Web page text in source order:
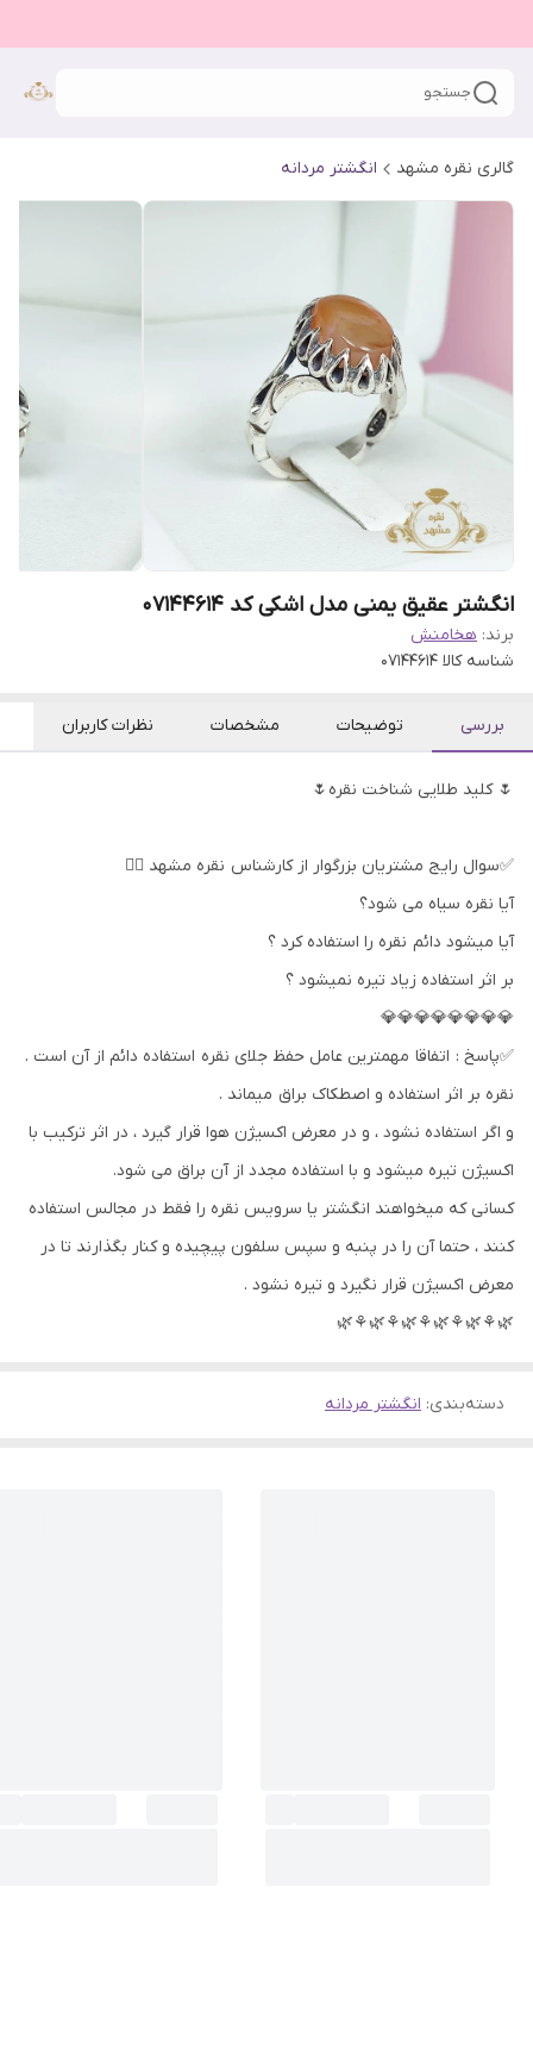
جستجو
گالری نقره مشهد انگشتر مردانه
انگشتر عقیق یمنی مدل اشکی کد 07144614
برند: هخامنش
شناسه کالا 07144614
بررسی توضیحات مشخصات نظرات کاربران
🌷 کلید طلایی شناخت نقره🌷
✅سوال رایج مشتریان بزرگوار از کارشناس نقره مشهد 👇🏻
آیا نقره سیاه می شود؟
آیا میشود دائم نقره را استفاده کرد ؟
بر اثر استفاده زیاد تیره نمیشود ؟
💎💎💎💎💎💎💎💎
✅پاسخ : اتفاقا مهمترین عامل حفظ جلای نقره استفاده دائم از آن است .
نقره بر اثر استفاده و اصطکاک براق میماند .
و اگر استفاده نشود ، و در معرض اکسیژن هوا قرار گیرد ، در اثر ترکیب با
اکسیژن تیره میشود و با استفاده مجدد از آن براق می شود.
کسانی که میخواهند انگشتر یا سرویس نقره را فقط در مجالس استفاده
کنند ، حتما آن را در پنبه و سپس سلفون پیچیده و کنار بگذارند تا در
معرض اکسیژن قرار نگیرد و تیره نشود .
🌿⚘🌿⚘🌿⚘🌿⚘🌿⚘🌿
دسته‌بندی: انگشتر مردانه